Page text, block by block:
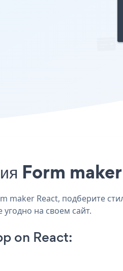
Form
maker React, подберите
на своем сайт.
on React: